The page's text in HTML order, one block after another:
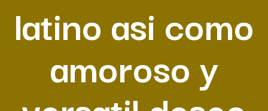
latino asi­ como
amoroso y